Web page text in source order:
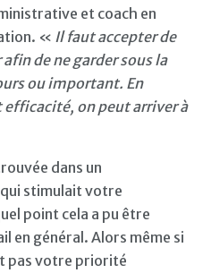
et coach en
« Il faut accepter de
de ne garder sous la
ou important. En
on peut arriver à
dans un
stimulait votre
point cela a pu être
en général. Alors même si
pas votre priorité